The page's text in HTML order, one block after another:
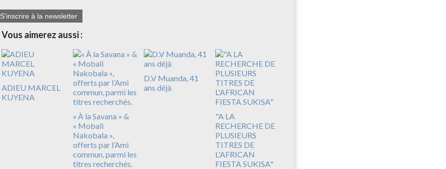
S'inscrire à la newsletter
Vous aimerez aussi :
ADIEU MARCEL
KUYENA
« À la Savana » &
« Mobali
Nakobala »,
offerts par l’Ami
commun, parmi les
titres recherchés.
D.V Muanda, 41
ans déjà
"A LA
RECHERCHE DE
PLUSIEURS
TITRES DE
L'AFRICAN
FIESTA SUKISA"